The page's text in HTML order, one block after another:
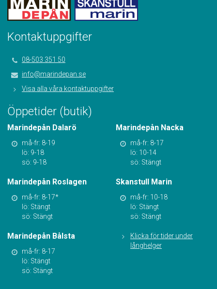
Kontaktuppgifter
08-503 351 50
info@marindepan.se
Visa alla våra kontaktuppgifter
Öppetider (butik)
Marindepån Dalarö
må-fr: 8-19
lö: 9-18
sö: 9-18
Marindepån Nacka
må-fr: 8-17
lö: 10-14
sö: Stängt
Marindepån Roslagen
må-fr: 8-17*
lö: Stängt
sö: Stängt
Skanstull Marin
må-fr: 10-18
lö: Stängt
sö: Stängt
Marindepån Bålsta
må-fr: 8-17
lö: Stängt
sö: Stängt
Klicka för tider under
långhelger